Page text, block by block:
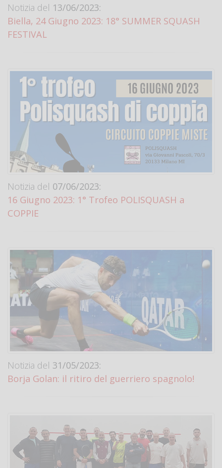
Notizia del 13/06/2023:
Biella, 24 Giugno 2023: 18° SUMMER SQUASH
FESTIVAL
Notizia del 07/06/2023:
16 Giugno 2023: 1° Trofeo POLISQUASH a
COPPIE
Notizia del 31/05/2023:
Borja Golan: il ritiro del guerriero spagnolo!